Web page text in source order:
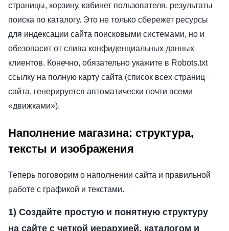
страницы, корзину, кабинет пользователя, результаты
поиска по каталогу. Это не только сбережет ресурсы
для индексации сайта поисковыми системами, но и
обезопасит от слива конфиденциальных данных
клиентов. Конечно, обязательно укажите в Robots.txt
ссылку на полную карту сайта (список всех страниц
сайта, генерируется автоматически почти всеми
«движками»).
Наполнение магазина: структура,
тексты и изображения
Теперь поговорим о наполнении сайта и правильной
работе с графикой и текстами.
1) Создайте простую и понятную структуру
на сайте с четкой иерархией, каталогом и